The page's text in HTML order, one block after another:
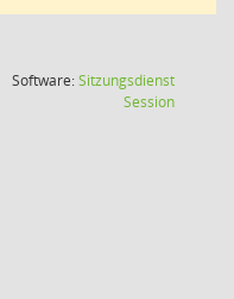
Software:Sitzungsdienst
Session(Wird in